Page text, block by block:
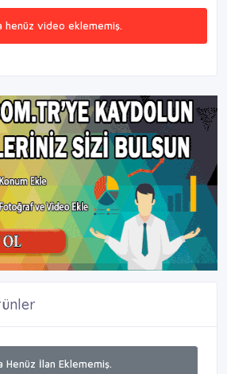
henüz video eklememiş.
Henüz İlan Eklememiş.